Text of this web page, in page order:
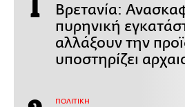
Βρετανία:
πυρηνική
αλλάξουν την
υποστηρίζει
ΠΟΛΙΤΙΚΗ